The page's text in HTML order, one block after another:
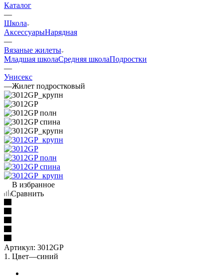
Каталог
—
Школа
АксессуарыНарядная
—
Вязаные жилеты
Младшая школаСредняя школаПодростки
—
Унисекс
—Жилет подростковый
В избранное
Сравнить
Артикул: 3012GP
1. Цвет—синий